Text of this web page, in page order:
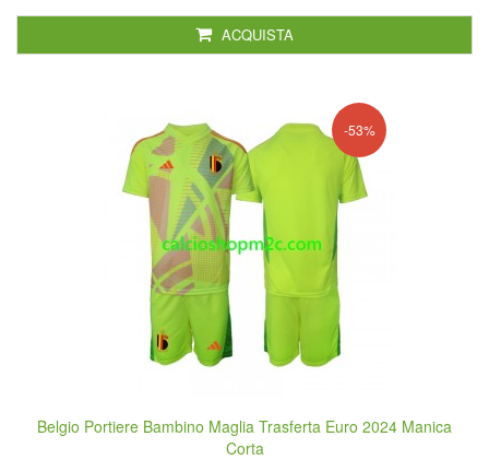
ACQUISTA
-53%
Belgio Portiere Bambino Maglia Trasferta Euro 2024 Manica
Corta